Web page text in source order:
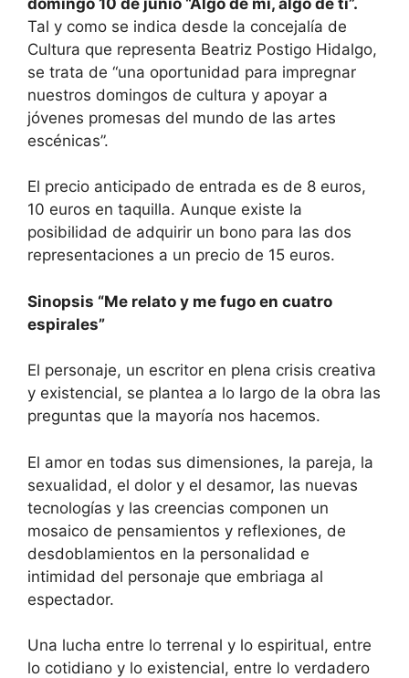
Tal y como se indica desde la concejalía de
Cultura que representa Beatriz Postigo Hidalgo,
se trata de “una oportunidad para impregnar
nuestros domingos de cultura y apoyar a
jóvenes promesas del mundo de las artes
escénicas”.
El precio anticipado de entrada es de 8 euros,
10 euros en taquilla. Aunque existe la
posibilidad de adquirir un bono para las dos
representaciones a un precio de 15 euros.
Sinopsis “Me relato y me fugo en cuatro
espirales”
El personaje, un escritor en plena crisis creativa
y existencial, se plantea a lo largo de la obra las
preguntas que la mayoría nos hacemos.
El amor en todas sus dimensiones, la pareja, la
sexualidad, el dolor y el desamor, las nuevas
tecnologías y las creencias componen un
mosaico de pensamientos y reflexiones, de
desdoblamientos en la personalidad e
intimidad del personaje que embriaga al
espectador.
Una lucha entre lo terrenal y lo espiritual, entre
lo cotidiano y lo existencial, entre lo verdadero